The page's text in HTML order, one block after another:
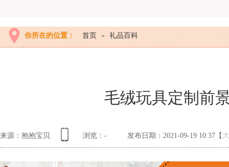
你所在的位置： 首页 » 礼品百科
毛绒玩具定制前
来源：抱抱宝贝 浏览： - 发布日期：2021-09-19 10:37【 大